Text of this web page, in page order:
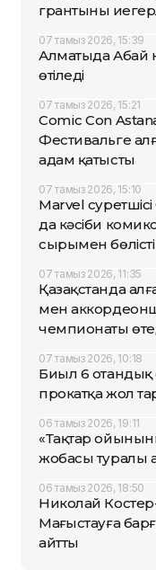
грантының
07 тамыз 2026, 15:39
Алматыда Абай
өтіледі
07 тамыз 2026, 15:21
Comic Con
Фестивальге
адам қатысты
07 тамыз 2026, 15:10
Marvel
да кәсіби
сырымен бөлісті
07 тамыз 2026, 11:35
Қазақстанда
мен
чемпионаты
07 тамыз 2026, 10:18
Биыл 6 отандық
прокатқа жол
06 тамыз 2026, 19:11
«Тақтар
жобасы туралы
06 тамыз 2026, 18:50
Николай
Маңғыстауға
айтты